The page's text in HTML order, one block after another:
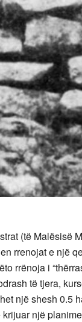
(të Malësisë
rrenojat e një
rrënoja i
të tjera,
një shesh 0.5
një